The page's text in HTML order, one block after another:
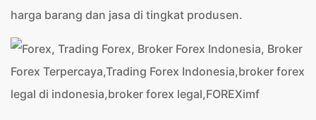
harga barang dan jasa di tingkat produsen.